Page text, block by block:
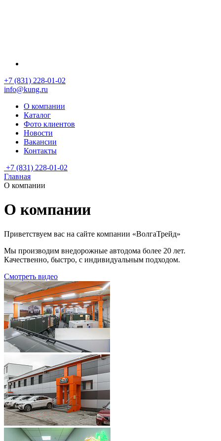
+7 (831) 228-01-02
info@kung.ru
О компании
Каталог
Фото клиентов
Новости
Вакансии
Контакты
+7 (831) 228-01-02
Главная
О компании
О компании
Приветствуем вас на сайте компании «ВолгаТрейд»
Мы производим внедорожные автодома более 20 лет.
Качественно, быстро, с индивидуальным подходом.
Смотреть видео